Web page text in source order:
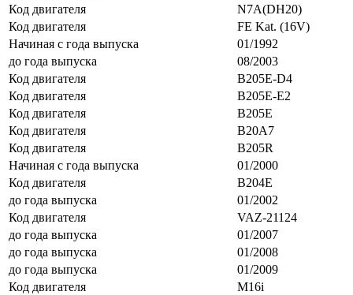
Код двигателя
N7A(DH20)
Код двигателя
FE Kat. (16V)
Начиная с года выпуска
01/1992
до года выпуска
08/2003
Код двигателя
B205E-D4
Код двигателя
B205E-E2
Код двигателя
B205E
Код двигателя
B20A7
Код двигателя
B205R
Начиная с года выпуска
01/2000
Код двигателя
B204E
до года выпуска
01/2002
Код двигателя
VAZ-21124
до года выпуска
01/2007
до года выпуска
01/2008
до года выпуска
01/2009
Код двигателя
M16i